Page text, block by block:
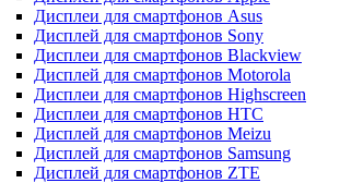
Дисплеи для смартфонов Asus
Дисплей для смартфонов Sony
Дисплеи для смартфонов Blackview
Дисплей для смартфонов Motorola
Дисплеи для смартфонов Highscreen
Дисплеи для смартфонов HTC
Дисплей для смартфонов Meizu
Дисплей для смартфонов Samsung
Дисплей для смартфонов ZTE